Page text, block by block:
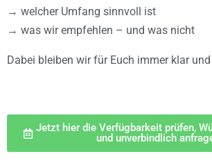
→ welcher Umfang sinnvoll ist
→ was wir empfehlen – und was nicht
Dabei bleiben wir für Euch immer klar
Jetzt hier die Verfügbarkeit prüfen,
und unverbindlich